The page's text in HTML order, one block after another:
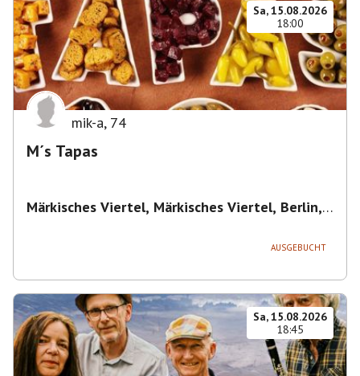
Sa, 15.08.2026
18:00
mik-a, 74
M´s Tapas
Märkisches Viertel, Märkisches Viertel, Berlin,
AUSGEBUCHT
Sa, 15.08.2026
18:45